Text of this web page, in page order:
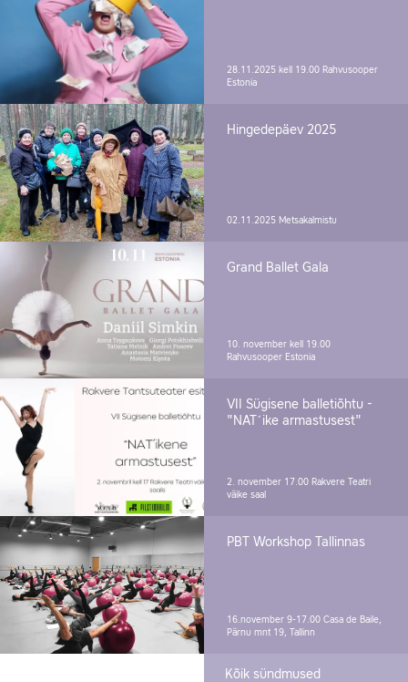
28.11.2025 kell 19.00 Rahvusooper
Estonia
Hingedepäev 2025
02.11.2025 Metsakalmistu
Grand Ballet Gala
10. november kell 19.00
Rahvusooper Estonia
VII Sügisene balletiõhtu -
"NAT´ike armastusest"
2. november 17.00 Rakvere Teatri
väike saal
PBT Workshop Tallinnas
16.november 9-17.00 Casa de Baile,
Pärnu mnt 19, Tallinn
Kõik sündmused